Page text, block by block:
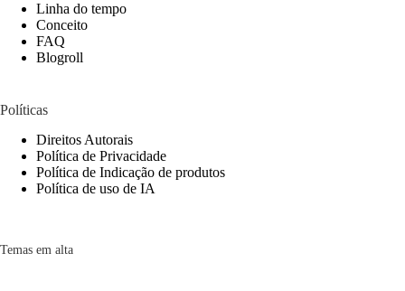
Linha do tempo
Conceito
FAQ
Blogroll
Políticas
Direitos Autorais
Política de Privacidade
Política de Indicação de produtos
Política de uso de IA
Temas em alta